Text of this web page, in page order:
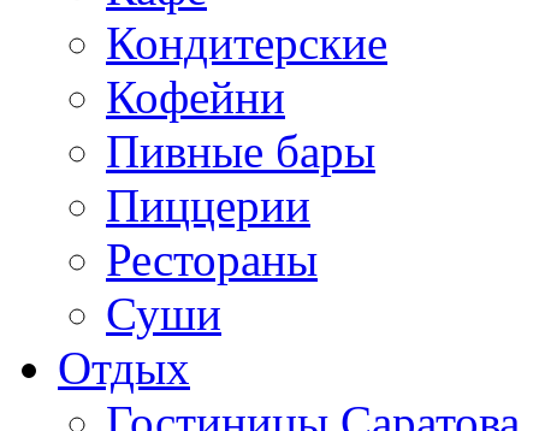
Кондитерские
Кофейни
Пивные бары
Пиццерии
Рестораны
Суши
Отдых